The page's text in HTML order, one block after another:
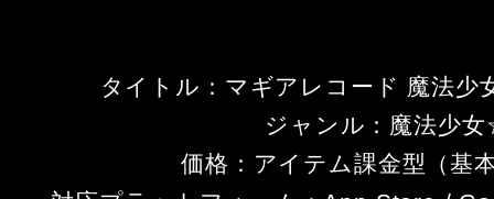
タイトル：マギアレコード 魔法
ジャンル：魔法少
価格：アイテム課金型（基